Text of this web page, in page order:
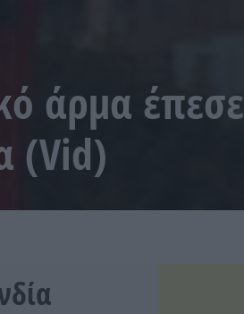
άρμα έπεσε
(Vid)